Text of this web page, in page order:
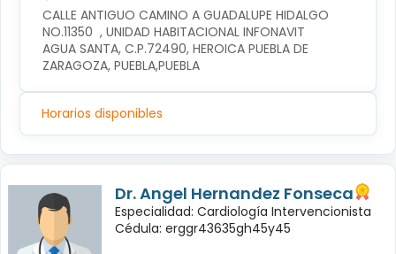
CALLE ANTIGUO CAMINO A GUADALUPE HIDALGO
NO.11350  , UNIDAD HABITACIONAL INFONAVIT
AGUA SANTA, C.P.72490, HEROICA PUEBLA DE
ZARAGOZA, PUEBLA,PUEBLA
Horarios disponibles
Dr. Angel Hernandez Fonseca
Especialidad: Cardiología Intervencionista
Cédula: erggr43635gh45y45